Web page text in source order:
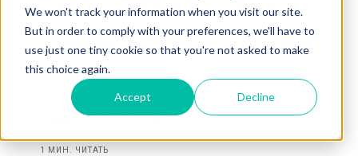
We won't track your information when you visit our site.
But in order to comply with your preferences, we'll have to
use just one tiny cookie so that you're not asked to make
this choice again.
Accept Decline
Новости SODIS Lab
1 МИН. ЧИТАТЬ